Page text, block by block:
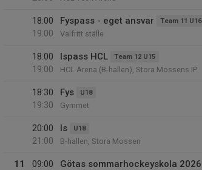
18:00
19:00
Fyspass - eget ansvar Team 11 U16
Valfritt ställe
18:00
19:00
Ispass HCL Team 12 U15
HCL Arena (B-hallen), Stora Mossens IP
18:30
19:30
Fys U18
Gymmet
20:00
21:00
Is U18
B-hallen, Stora Mossen
11
09:00
Götas sommarhockeyskola 2026